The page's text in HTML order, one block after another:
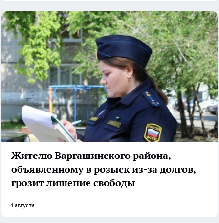
Жителю Варгашинского района,
объявленному в розыск из-за долгов,
грозит лишение свободы
4 августа